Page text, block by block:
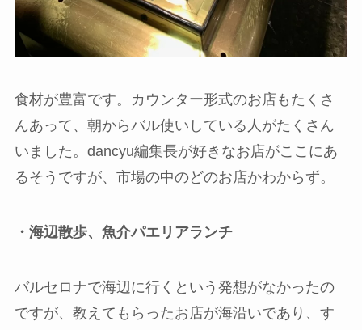
食材が豊富です。カウンター形式のお店もたくさ
んあって、朝からバル使いしている人がたくさん
いました。dancyu編集長が好きなお店がここにあ
るそうですが、市場の中のどのお店かわからず。
・海辺散歩、魚介パエリアランチ
バルセロナで海辺に行くという発想がなかったの
ですが、教えてもらったお店が海沿いであり、す